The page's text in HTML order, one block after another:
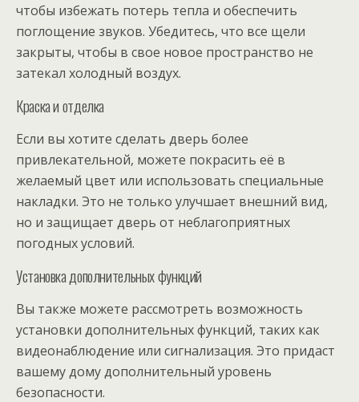
чтобы избежать потерь тепла и обеспечить
поглощение звуков. Убедитесь, что все щели
закрыты, чтобы в свое новое пространство не
затекал холодный воздух.
Краска и отделка
Если вы хотите сделать дверь более
привлекательной, можете покрасить её в
желаемый цвет или использовать специальные
накладки. Это не только улучшает внешний вид,
но и защищает дверь от неблагоприятных
погодных условий.
Установка дополнительных функций
Вы также можете рассмотреть возможность
установки дополнительных функций, таких как
видеонаблюдение или сигнализация. Это придаст
вашему дому дополнительный уровень
безопасности.